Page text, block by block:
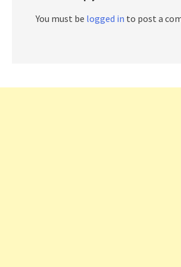
You must be logged in to post a